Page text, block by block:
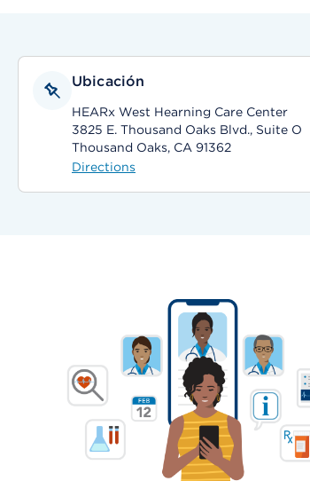
Ubicación
HEARx West Hearning Care Center
3825 E. Thousand Oaks Blvd., Suite O
Thousand Oaks, CA 91362
Directions